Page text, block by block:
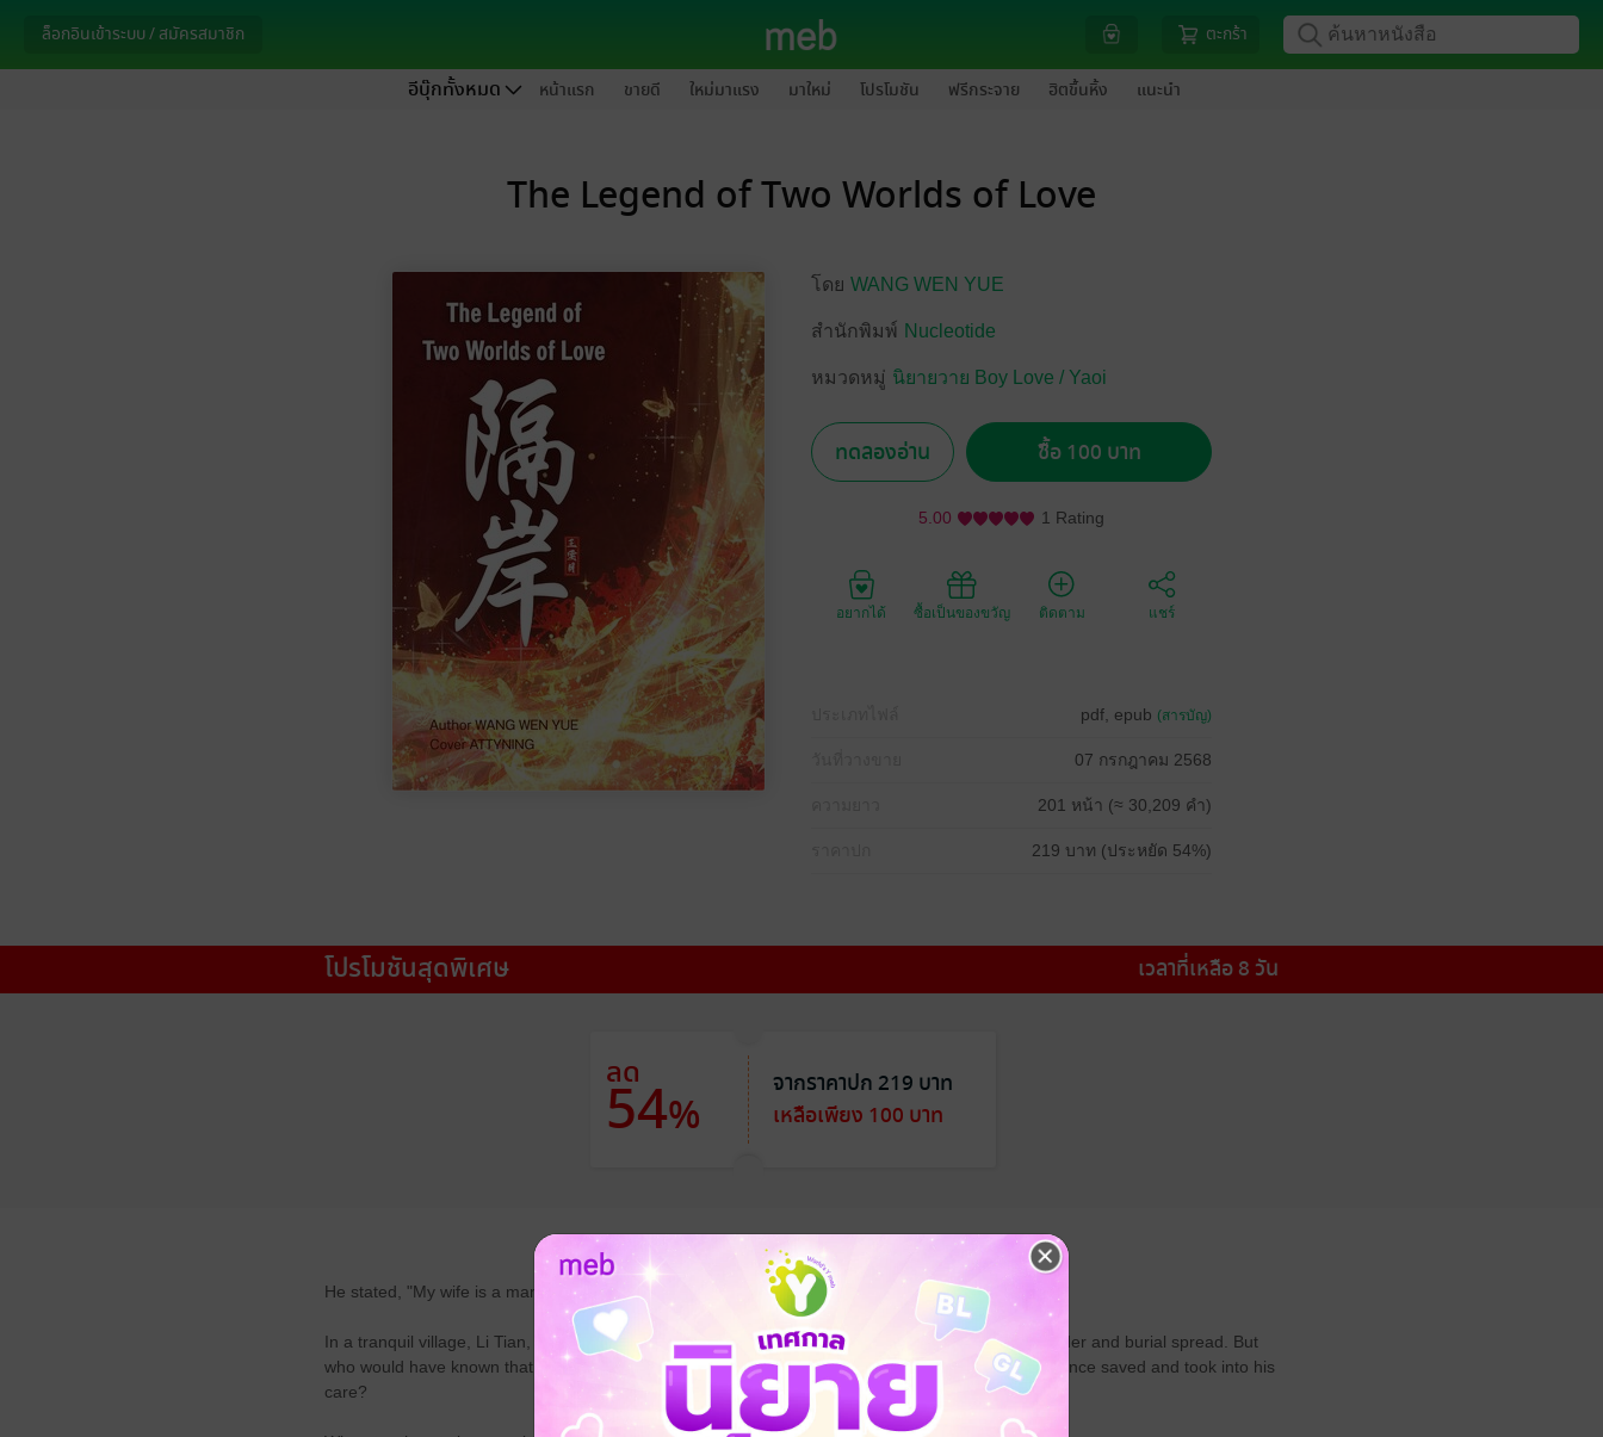
ล็อกอินเข้าระบบ / สมัครสมาชิก ตะกร้า
อีบุ๊กทั้งหมด หน้าแรก ขายดี ใหม่มาแรง มาใหม่ โปรโมชัน ฟรีกระจาย ฮิตขึ้นหิ้ง แนะนำ
The Legend of Two Worlds of Love
โดย WANG WEN YUE
สำนักพิมพ์ Nucleotide
หมวดหมู่ นิยายวาย Boy Love / Yaoi
ทดลองอ่าน ซื้อ 100 บาท
5.00 1 Rating
อยากได้ ซื้อเป็นของขวัญ ติดตาม แชร์
pdf, epub (สารบัญ)
07 กรกฎาคม 2568
201 หน้า (≈ 30,209 คำ)
219 บาท (ประหยัด 54%)
โปรโมชันสุดพิเศษ เวลาที่เหลือ 8 วัน
ลด
54%
จากราคาปก 219 บาท
เหลือเพียง 100 บาท
He stated, "My wife is a man, and he is the spirit I laid to rest in this tomb."
In a tranquil village, Li Tian, a solitary hunter, becomes the target of scrutiny when rumours of murder and burial spread. But
who would have known that the "corpse" in question was Mu Chen, the young spirit whose life he once saved and took into his
care?